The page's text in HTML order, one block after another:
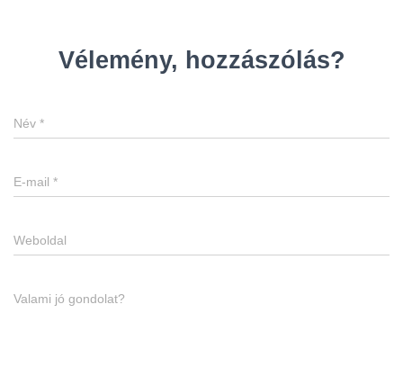
Vélemény, hozzászólás?
Név *
E-mail *
Weboldal
Valami jó gondolat?